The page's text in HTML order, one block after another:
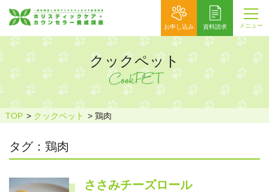
お申し込み 資料請求 メニュー
クックペット
CookPET
TOP クックペット 鶏肉
タグ：鶏肉
ささみチーズロール